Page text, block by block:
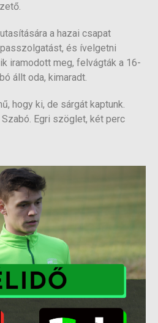
a hazai csapat
és ívelgetni
iramodott meg, felvágták a 16-
állt oda, kimaradt.
hogy ki, de sárgát kaptunk.
Egri szöglet, két perc